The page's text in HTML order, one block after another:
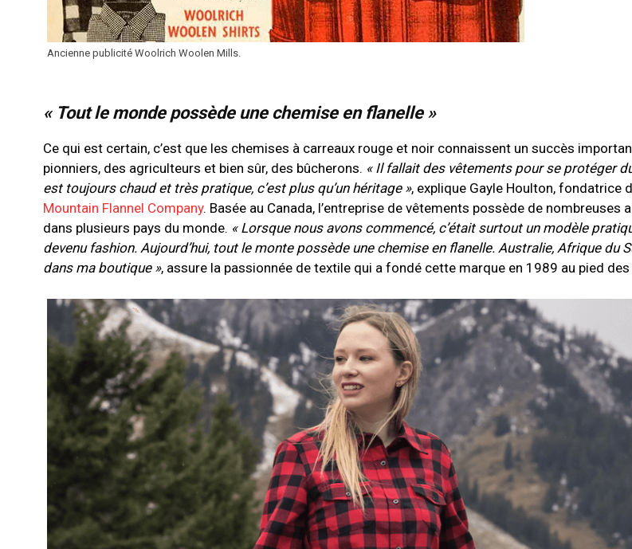
Ancienne publicité Woolrich Woolen Mills.
« Tout le monde possède une chemise en flanelle »
Ce qui est certain, c’est que les chemises à carreaux rouge et noir connaissent un succès
pionniers, des agriculteurs et bien sûr, des bûcherons. « Il fallait des vêtements pour se protéger
est toujours chaud et très pratique, c’est plus qu’un héritage », explique Gayle Houlton, fondatrice
Mountain Flannel Company. Basée au Canada, l’entreprise de vêtements possède de nombreuses
dans plusieurs pays du monde. « Lorsque nous avons commencé, c’était surtout un modèle
devenu fashion. Aujourd’hui, tout le monte possède une chemise en flanelle. Australie, Afrique du
dans ma boutique », assure la passionnée de textile qui a fondé cette marque en 1989 au pied